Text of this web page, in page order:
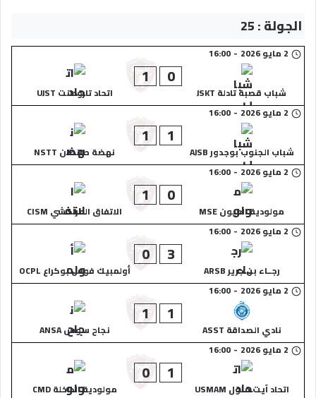
الجولة : 25
2 مايو 2026 -
16:00
شباب قصبة تادلة JSKT
0
1
اتحاد تارودانت UJST
2 مايو 2026
-
16:00
شباب الجنوب بوجدور AJSB
1
1
نهضة طانطان NSTT
2 مايو 2026
-
16:00
مولودية العيون MSE
0
1
الاتفاق المراكشي CISM
2 مايو 2026
-
16:00
رجــاء بن جرير ARSB
3
0
أولمبيك فوس بوكراع OCPL
2 مايو 2026
-
16:00
نادي الصداقة ASST
1
1
نجاح سوس ANSA
2 مايو 2026
-
16:00
اتحاد آيت ملول USMAM
1
0
مولودية الداخلة CMD